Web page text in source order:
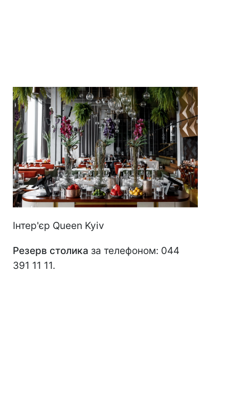
Інтер'єр Queen Kyiv
Резерв столика за телефоном: 044
391 11 11.